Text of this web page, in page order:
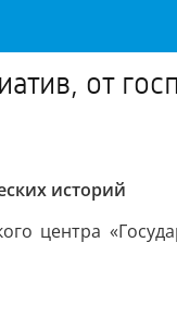
от
историй
центра